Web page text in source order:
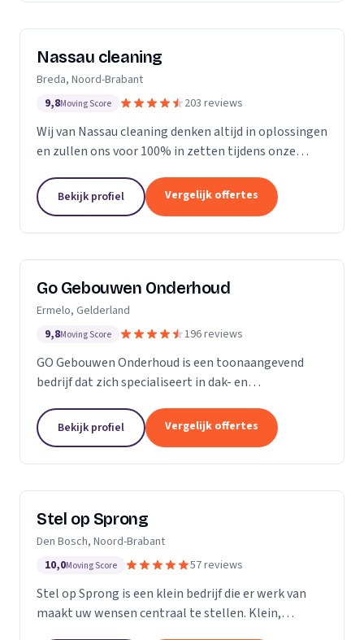
Nassau cleaning
Breda, Noord-Brabant
9,8Moving Score 203 reviews
Wij van Nassau cleaning denken altijd in oplossingen
en zullen ons voor 100% in zetten tijdens onze
Bekijk profiel Vergelijk offertes
Go Gebouwen Onderhoud
Ermelo, Gelderland
9,8Moving Score 196 reviews
GO Gebouwen Onderhoud is een toonaangevend
bedrijf dat zich specialiseert in dak- en
samenhangt. Met onze vakkundige aanpak zorgen
we ervoor dat uw pand...
Bekijk profiel Vergelijk offertes
Stel op Sprong
Den Bosch, Noord-Brabant
10,0Moving Score 57 reviews
Stel op Sprong is een klein bedrijf die er werk van
maakt uw wensen centraal te stellen. Klein,